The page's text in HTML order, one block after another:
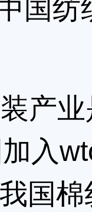
国纺
业
入
国